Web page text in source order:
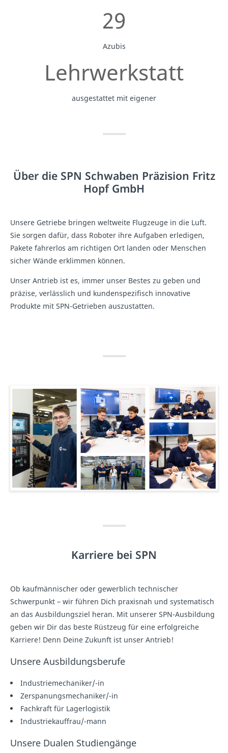
29
Azubis
Lehrwerkstatt
ausgestattet mit eigener
Über die SPN Schwaben Präzision Fritz
Hopf GmbH
Unsere Getriebe bringen weltweite Flugzeuge in die Luft.
Sie sorgen dafür, dass Roboter ihre Aufgaben erledigen,
Pakete fahrerlos am richtigen Ort landen oder Menschen
sicher Wände erklimmen können.
Unser Antrieb ist es, immer unser Bestes zu geben und
präzise, verlässlich und kundenspezifisch innovative
Produkte mit SPN-Getrieben auszustatten.
Karriere bei SPN
Ob kaufmännischer oder gewerblich technischer
Schwerpunkt – wir führen Dich praxisnah und systematisch
an das Ausbildungsziel heran. Mit unserer SPN-Ausbildung
geben wir Dir das beste Rüstzeug für eine erfolgreiche
Karriere! Denn Deine Zukunft ist unser Antrieb!
Unsere Ausbildungsberufe
Industriemechaniker/-in
Zerspanungsmechaniker/-in
Fachkraft für Lagerlogistik
Industriekauffrau/-mann
Unsere Dualen Studiengänge